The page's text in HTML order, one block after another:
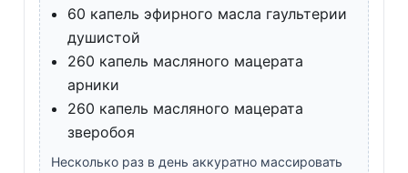
60 капель эфирного масла гаультерии
душистой
260 капель масляного мацерата
арники
260 капель масляного мацерата
зверобоя
Несколько раз в день аккуратно массировать